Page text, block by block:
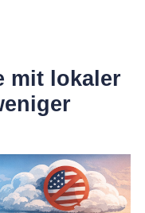
mit lokaler